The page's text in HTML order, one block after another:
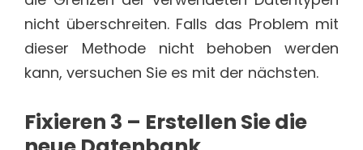
nicht überschreiten. Falls das Problem mit
dieser Methode nicht behoben werden
kann, versuchen Sie es mit der nächsten.
Fixieren 3 – Erstellen Sie die